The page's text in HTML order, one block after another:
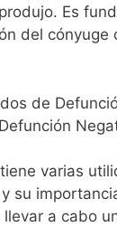
Es
del cónyuge
de
varias
su
a cabo